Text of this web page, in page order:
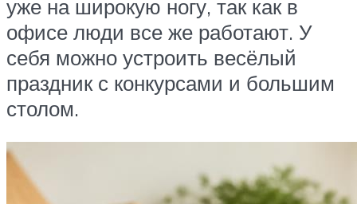
уже на широкую ногу, так как в
офисе люди все же работают. У
себя можно устроить весёлый
праздник с конкурсами и большим
столом.